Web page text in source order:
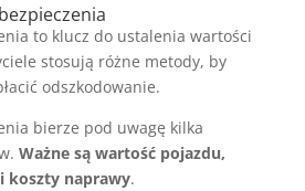
to klucz do ustalenia wartości
stosują różne metody, by
odszkodowanie.
bierze pod uwagę kilka
Ważne są wartość pojazdu,
koszty naprawy.